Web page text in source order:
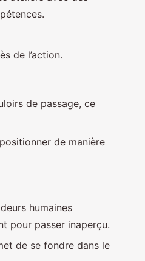
de l’action.
de passage, ce
de manière
humaines
pour passer inaperçu.
de se fondre dans le